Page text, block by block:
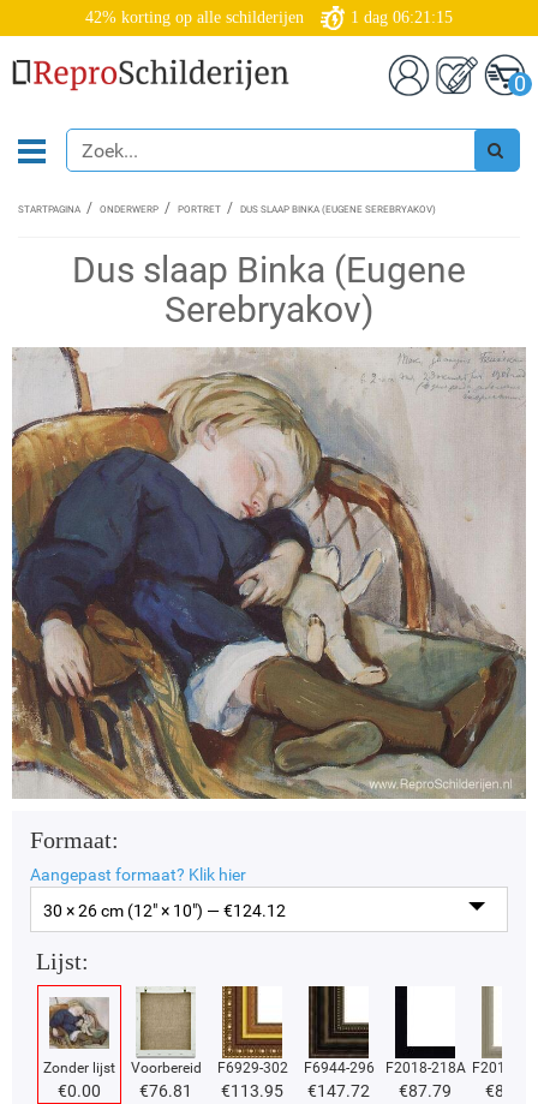
42% korting op alle schilderijen 1 dag 06:21:14
0
STARTPAGINA ONDERWERP PORTRET DUS SLAAP BINKA (EUGENE SEREBRYAKOV)
Dus slaap Binka (Eugene
Serebryakov)
Formaat:
Aangepast formaat? Klik hier
30 × 26 cm (12" × 10") — €124.12
Lijst:
Zonder lijst
€0.00
Voorbereid
€76.81
F6929-302
€113.95
F6944-296
€147.72
F2018-218A
€87.79
F2018-
€87.79